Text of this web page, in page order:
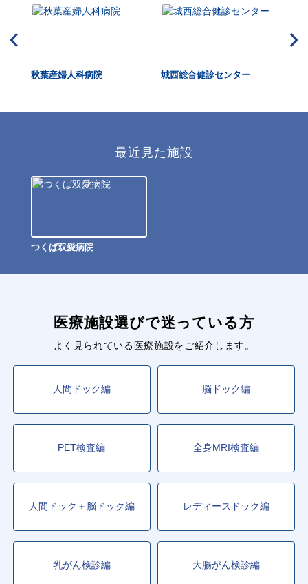
秋葉産婦人科病院 城西総合健診センター
最近見た施設
つくば双愛病院
医療施設選びで迷っている方
よく見られている医療施設をご紹介します。
人間ドック編 脳ドック編
PET検査編 全身MRI検査編
人間ドック＋脳ドック編 レディースドック編
乳がん検診編 大腸がん検診編